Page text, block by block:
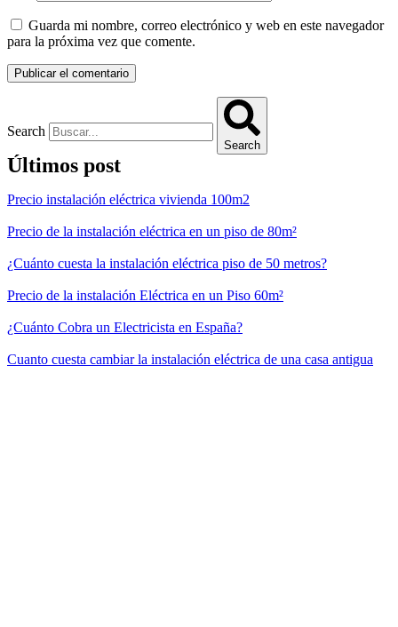
Guarda mi nombre, correo electrónico y web en este navegador
para la próxima vez que comente.
Search
Search
Últimos post
Precio instalación eléctrica vivienda 100m2
Precio de la instalación eléctrica en un piso de 80m²
¿Cuánto cuesta la instalación eléctrica piso de 50 metros?
Precio de la instalación Eléctrica en un Piso 60m²
¿Cuánto Cobra un Electricista en España?
Cuanto cuesta cambiar la instalación eléctrica de una casa antigua